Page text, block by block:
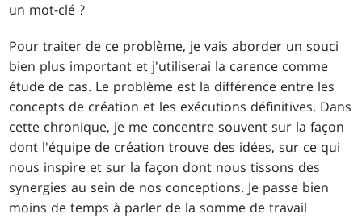
un mot-clé ?
Pour traiter de ce problème, je vais aborder un souci
bien plus important et j'utiliserai la carence comme
étude de cas. Le problème est la différence entre les
concepts de création et les exécutions définitives. Dans
cette chronique, je me concentre souvent sur la façon
dont l'équipe de création trouve des idées, sur ce qui
nous inspire et sur la façon dont nous tissons des
synergies au sein de nos conceptions. Je passe bien
moins de temps à parler de la somme de travail